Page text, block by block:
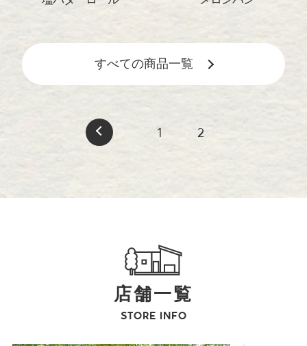
すべての商品一覧
1 2
店舗一覧
STORE INFO